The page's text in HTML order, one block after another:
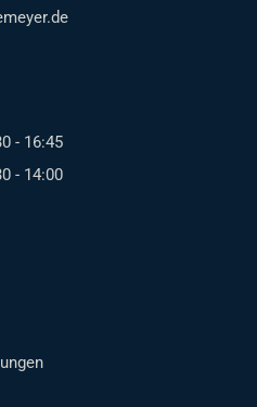
- 16:45
- 14:00